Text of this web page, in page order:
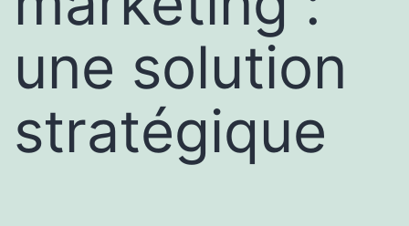
une solution
stratégique